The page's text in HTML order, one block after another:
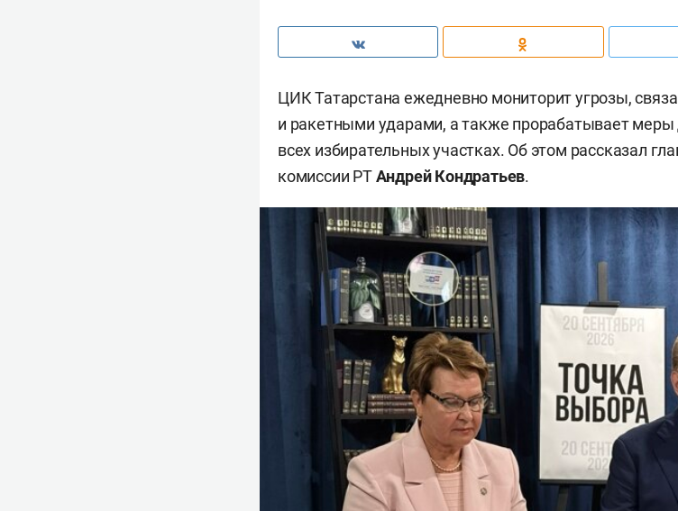
ЦИК Татарстана ежедневно мониторит угрозы,
и ракетными ударами, а также прорабатывает меры
всех избирательных участках. Об этом рассказал
комиссии РТАндрей Кондратьев.